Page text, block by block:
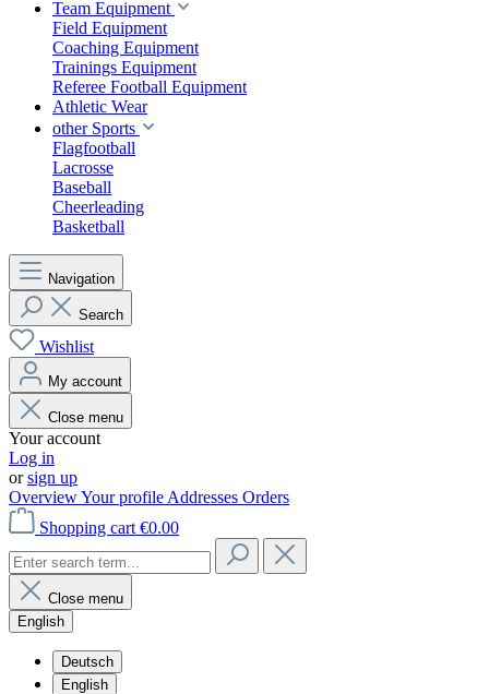
Team Equipment
Field Equipment
Coaching Equipment
Trainings Equipment
Referee Football Equipment
Athletic Wear
other Sports
Flagfootball
Lacrosse
Baseball
Cheerleading
Basketball
Navigation
Search
Wishlist
My account
Close menu
Your account
Log in
orsign up
OverviewYour profile Addresses Orders
Shopping cart €0.00
Close menu
English
Deutsch
English